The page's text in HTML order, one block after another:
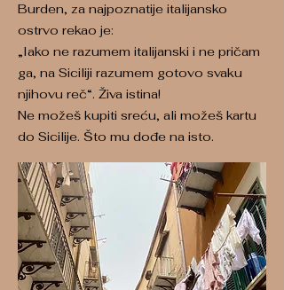
Burden, za najpoznatije italijansko
ostrvo rekao je:
„Iako ne razumem italijanski i ne pričam
ga, na Siciliji razumem gotovo svaku
njihovu reč“. Živa istina!
Ne možeš kupiti sreću, ali možeš kartu
do Sicilije. Što mu dođe na isto.